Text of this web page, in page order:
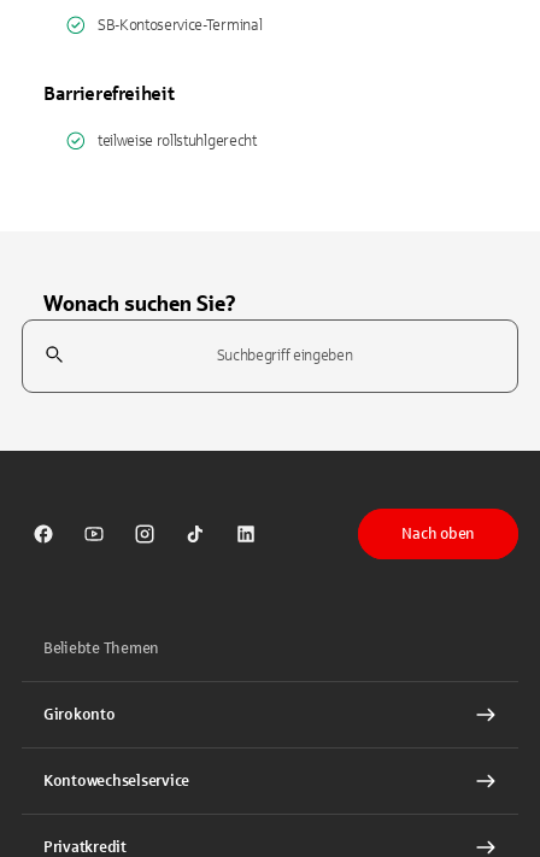
SB-Kontoservice-Terminal
Barrierefreiheit
teilweise rollstuhlgerecht
Wonach suchen Sie?
Suchfeld
Sparkasse auf Facebook
Sparkasse auf Youtube
Sparkasse auf Instagram
Sparkasse auf TikTok
Sparkasse auf LinkedIn
Nach oben
Beliebte Themen
Girokonto
Kontowechselservice
Privatkredit